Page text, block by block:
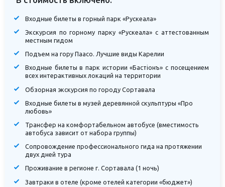
Входные билеты в горный парк «Рускеала»
Экскурсия по горному парку «Рускеала» с аттестованным
местным гидом
Подъем на гору Паасо. Лучшие виды Карелии
Входные билеты в парк истории «Бастiонъ» с посещением
всех интерактивных локаций на территории
Обзорная экскурсия по городу Сортавала
Входные билеты в музей деревянной скульптуры «Про
любовь»
Трансфер на комфортабельном автобусе (вместимость
автобуса зависит от набора группы)
Сопровождение профессионального гида на протяжении
двух дней тура
Проживание в регионе г. Сортавала (1 ночь)
Завтраки в отеле (кроме отелей категории «бюджет»)